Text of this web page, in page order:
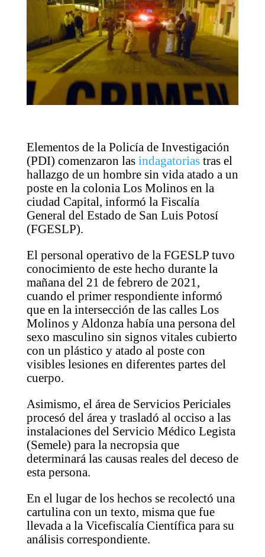
Elementos de la Policía de Investigación
(PDI) comenzaron las indagatoriastras el
hallazgo de un hombre sin vida atado a un
poste en la colonia Los Molinos en la
ciudad Capital, informó la Fiscalía
General del Estado de San Luis Potosí
(FGESLP).
El personal operativo de la FGESLP tuvo
conocimiento de este hecho durante la
mañana del 21 de febrero de 2021,
cuando el primer respondiente informó
que en la intersección de las calles Los
Molinos y Aldonza había una persona del
sexo masculino sin signos vitales cubierto
con un plástico y atado al poste con
visibles lesiones en diferentes partes del
cuerpo.
Asimismo, el área de Servicios Periciales
procesó del área y trasladó al occiso a las
instalaciones del Servicio Médico Legista
(Semele) para la necropsia que
determinará las causas reales del deceso de
esta persona.
En el lugar de los hechos se recolectó una
cartulina con un texto, misma que fue
llevada a la Vicefiscalía Científica para su
análisis correspondiente.